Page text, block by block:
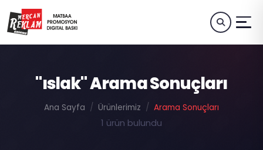
"ıslak" Arama Sonuçları
Ana Sayfa Ürünlerimiz Arama Sonuçları
1 ürün bulundu